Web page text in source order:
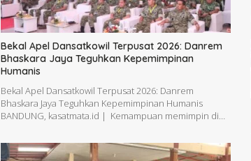
Bekal Apel Dansatkowil Terpusat 2026: Danrem
Bhaskara Jaya Teguhkan Kepemimpinan
Humanis
Bekal Apel Dansatkowil Terpusat 2026: Danrem
Bhaskara Jaya Teguhkan Kepemimpinan Humanis
BANDUNG, kasatmata.id | Kemampuan memimpin di…